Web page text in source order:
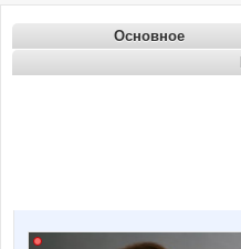
Основное